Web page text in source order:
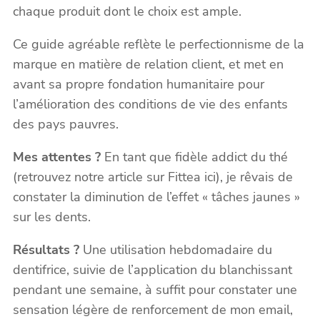
chaque produit dont le choix est ample.
Ce guide agréable reflète le perfectionnisme de la
marque en matière de relation client, et met en
avant sa propre fondation humanitaire pour
l’amélioration des conditions de vie des enfants
des pays pauvres.
Mes attentes ? En tant que fidèle addict du thé
(retrouvez notre article sur Fittea ici), je rêvais de
constater la diminution de l’effet « tâches jaunes »
sur les dents.
Résultats ? Une utilisation hebdomadaire du
dentifrice, suivie de l’application du blanchissant
pendant une semaine, à suffit pour constater une
sensation légère de renforcement de mon email,